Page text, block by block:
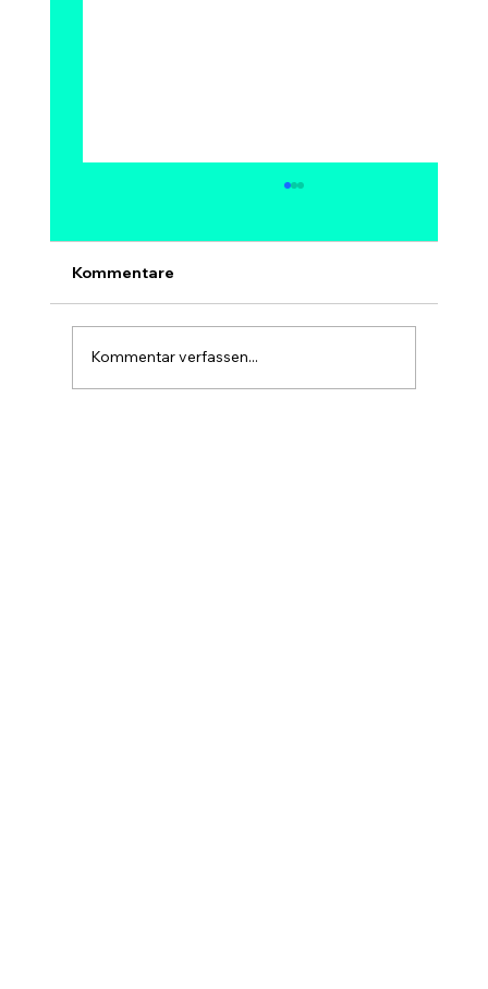
Ja, 1 Million Dollar pro Bitcoin ist
und kein kurzfristiges Ziel. Bei 1 Mio. USD
hätte Bitcoin eine Marktkapitalisierung von
Kommentare
Kommentar verfassen...